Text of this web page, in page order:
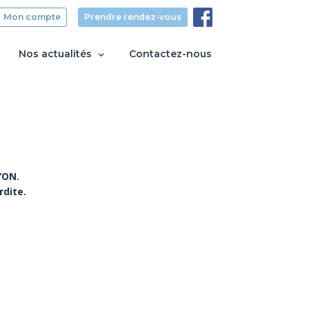
Nos actualités Contactez-nous
Mon compte Prendre rendez-vous